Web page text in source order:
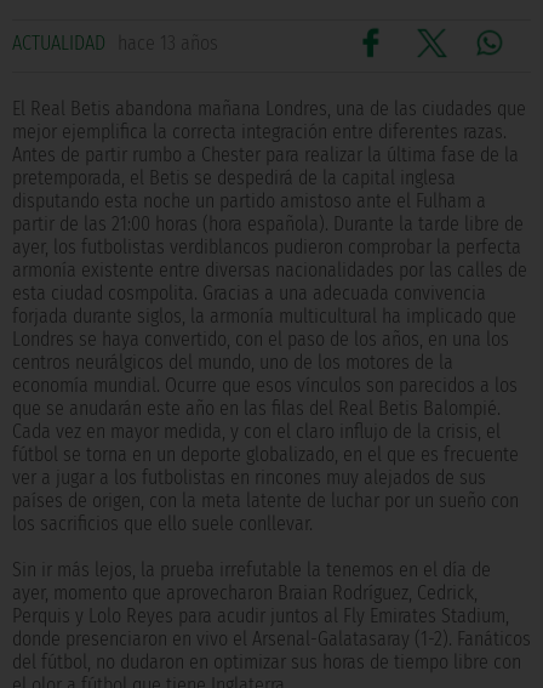
ACTUALIDAD hace 13 años
El Real Betis abandona mañana Londres, una de las ciudades que
mejor ejemplifica la correcta integración entre diferentes razas.
Antes de partir rumbo a Chester para realizar la última fase de la
pretemporada, el Betis se despedirá de la capital inglesa
disputando esta noche un partido amistoso ante el Fulham a
partir de las 21:00 horas (hora española). Durante la tarde libre de
ayer, los futbolistas verdiblancos pudieron comprobar la perfecta
armonía existente entre diversas nacionalidades por las calles de
esta ciudad cosmpolita. Gracias a una adecuada convivencia
forjada durante siglos, la armonía multicultural ha implicado que
Londres se haya convertido, con el paso de los años, en una los
centros neurálgicos del mundo, uno de los motores de la
economía mundial. Ocurre que esos vínculos son parecidos a los
que se anudarán este año en las filas del Real Betis Balompié.
Cada vez en mayor medida, y con el claro influjo de la crisis, el
fútbol se torna en un deporte globalizado, en el que es frecuente
ver a jugar a los futbolistas en rincones muy alejados de sus
países de origen, con la meta latente de luchar por un sueño con
los sacrificios que ello suele conllevar.
Sin ir más lejos, la prueba irrefutable la tenemos en el día de
ayer, momento que aprovecharon Braian Rodríguez, Cedrick,
Perquis y Lolo Reyes para acudir juntos al Fly Emirates Stadium,
donde presenciaron en vivo el Arsenal-Galatasaray (1-2). Fanáticos
del fútbol, no dudaron en optimizar sus horas de tiempo libre con